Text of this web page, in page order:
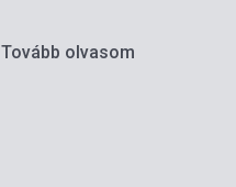
Tovább olvasom